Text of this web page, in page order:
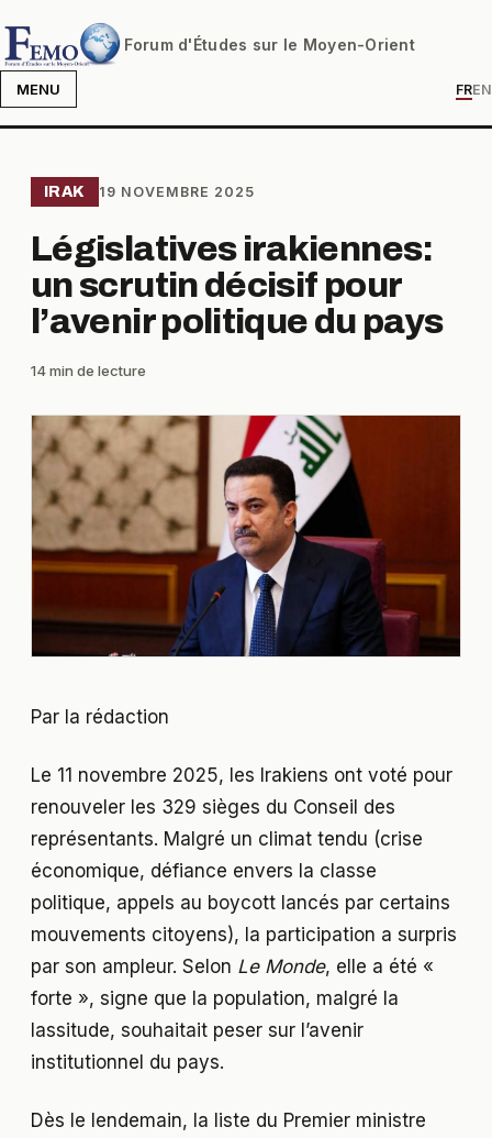
Forum d'Études sur le Moyen-Orient
MENU FREN
IRAK 19 NOVEMBRE 2025
Législatives irakiennes:
un scrutin décisif pour
l’avenir politique du pays
14 min de lecture
Par la rédaction
Le 11 novembre 2025, les Irakiens ont voté pour
renouveler les 329 sièges du Conseil des
représentants. Malgré un climat tendu (crise
économique, défiance envers la classe
politique, appels au boycott lancés par certains
mouvements citoyens), la participation a surpris
par son ampleur. Selon Le Monde, elle a été «
forte », signe que la population, malgré la
lassitude, souhaitait peser sur l’avenir
institutionnel du pays.
Dès le lendemain, la liste du Premier ministre